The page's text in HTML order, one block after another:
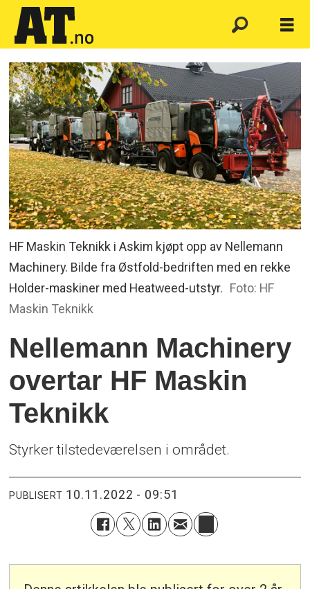
HF Maskin Teknikk i Askim kjøpt opp av Nellemann
Machinery. Bilde fra Østfold-bedriften med en rekke
Holder-maskiner med Heatweed-utstyr. Foto: HF
Maskin Teknikk
Nellemann Machinery
overtar HF Maskin
Teknikk
Styrker tilstedeværelsen i området.
PUBLISERT 10.11.2022 - 09:51